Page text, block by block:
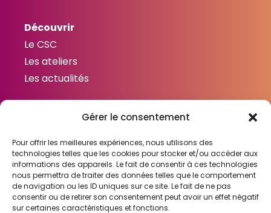
Gérer le consentement
Pour offrir les meilleures expériences, nous utilisons des
technologies telles que les cookies pour stocker et/ou accéder aux
informations des appareils. Le fait de consentir à ces technologies
nous permettra de traiter des données telles que le comportement
de navigation ou les ID uniques sur ce site. Le fait de ne pas
consentir ou de retirer son consentement peut avoir un effet négatif
sur certaines caractéristiques et fonctions.
Découvrir
Le CSC
Les ateliers
Les actualités
Contactez-nous
Contact
Liens utiles